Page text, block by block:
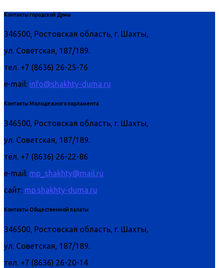
Контакты городской Думы
346500, Ростовская область, г. Шахты,
ул. Советская, 187/189.
тел. +7 (8636) 26-25-76
e-mail: info@shakhty-duma.ru
Контакты Молодежного парламента
346500, Ростовская область, г. Шахты,
ул. Советская, 187/189.
тел. +7 (8636) 26-22-86
e-mail: mp_shakhty@mail.ru
сайт: mp.shakhty-duma.ru
Контакты Общественной палаты
346500, Ростовская область, г. Шахты,
ул. Советская, 187/189.
тел. +7 (8636) 26-20-14